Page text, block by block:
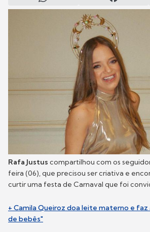
Rafa Justus compartilhou com os
feira (06), que precisou ser criativa e
curtir uma festa de Carnaval que foi
+ Camila Queiroz doa leite materno e faz
de bebês"